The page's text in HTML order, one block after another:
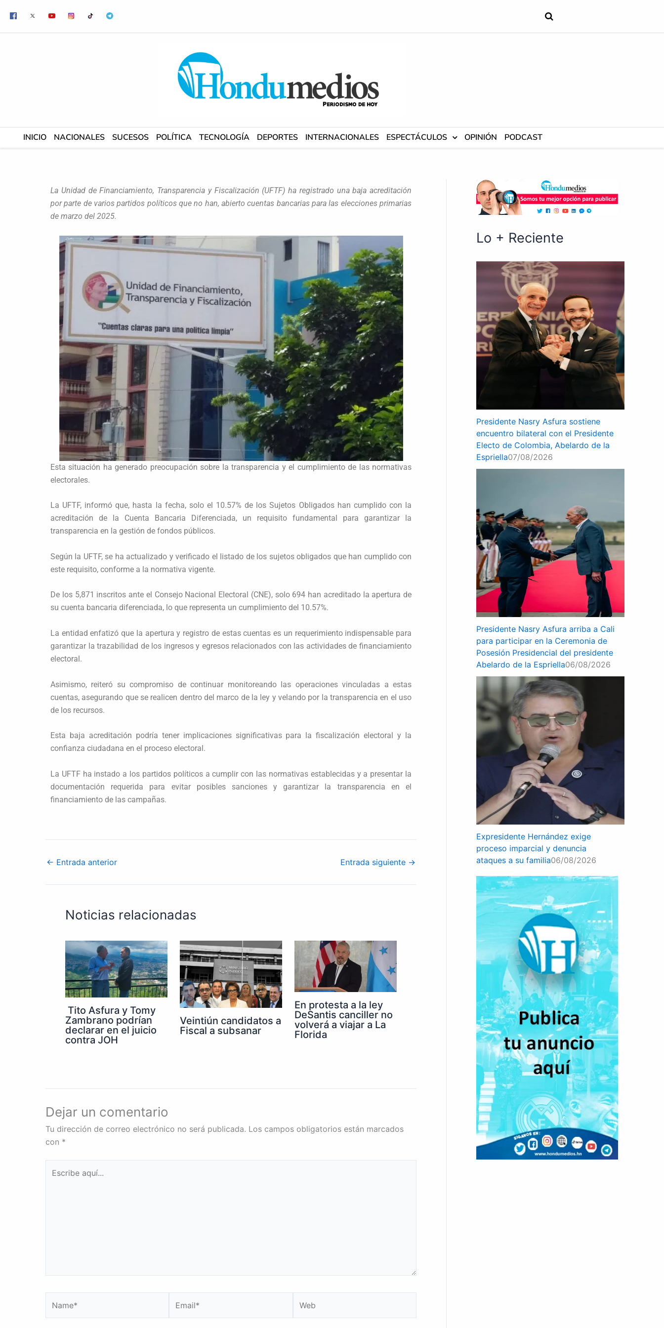
contenido
INICIO NACIONALES SUCESOS POLÍTICA TECNOLOGÍA DEPORTES INTERNACIONALES ESPECTÁCULOS OPINIÓN PODCAST
La Unidad de Financiamiento, Transparencia y Fiscalización (UFTF) ha registrado una baja acreditación
por parte de varios partidos políticos que no han, abierto cuentas bancarias para las elecciones primarias
de marzo del 2025.
Esta situación ha generado preocupación sobre la transparencia y el cumplimiento de las normativas
electorales.
La UFTF, informó que, hasta la fecha, solo el 10.57% de los Sujetos Obligados han cumplido con la
acreditación de la Cuenta Bancaria Diferenciada, un requisito fundamental para garantizar la
transparencia en la gestión de fondos públicos.
Según la UFTF, se ha actualizado y verificado el listado de los sujetos obligados que han cumplido con
este requisito, conforme a la normativa vigente.
De los 5,871 inscritos ante el Consejo Nacional Electoral (CNE), solo 694 han acreditado la apertura de
su cuenta bancaria diferenciada, lo que representa un cumplimiento del 10.57%.
La entidad enfatizó que la apertura y registro de estas cuentas es un requerimiento indispensable para
garantizar la trazabilidad de los ingresos y egresos relacionados con las actividades de financiamiento
electoral.
Asimismo, reiteró su compromiso de continuar monitoreando las operaciones vinculadas a estas
cuentas, asegurando que se realicen dentro del marco de la ley y velando por la transparencia en el uso
de los recursos.
Esta baja acreditación podría tener implicaciones significativas para la fiscalización electoral y la
confianza ciudadana en el proceso electoral.
La UFTF ha instado a los partidos políticos a cumplir con las normativas establecidas y a presentar la
documentación requerida para evitar posibles sanciones y garantizar la transparencia en el
financiamiento de las campañas.
← Entrada anterior Entrada siguiente →
Noticias relacionadas
Tito Asfura y Tomy
Zambrano podrían
declarar en el juicio
contra JOH
Veintiún candidatos a
Fiscal a subsanar
En protesta a la ley
DeSantis canciller no
volverá a viajar a La
Florida
Dejar un comentario
Tu dirección de correo electrónico no será publicada. Los campos obligatorios están marcados
con *
aquí...
Lo + Reciente
Presidente Nasry Asfura sostiene
encuentro bilateral con el Presidente
Electo de Colombia, Abelardo de la
Espriella07/08/2026
Presidente Nasry Asfura arriba a Cali
para participar en la Ceremonia de
Posesión Presidencial del presidente
Abelardo de la Espriella06/08/2026
Expresidente Hernández exige
proceso imparcial y denuncia
ataques a su familia06/08/2026